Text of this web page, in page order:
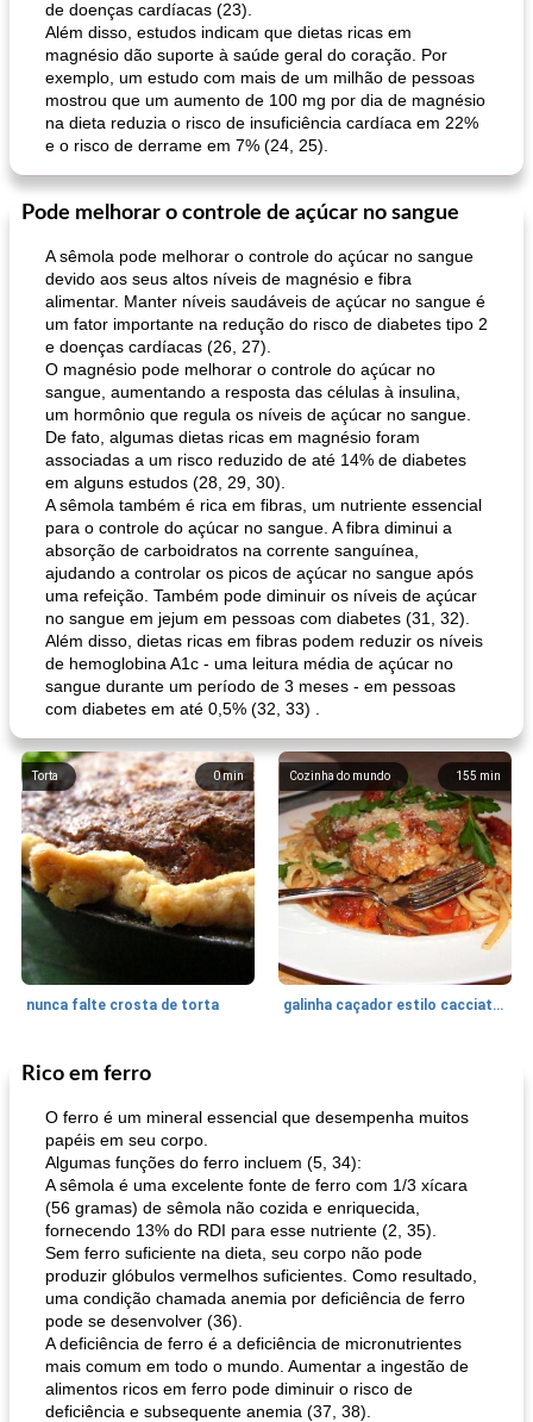
de doenças cardíacas (23).
Além disso, estudos indicam que dietas ricas em
magnésio dão suporte à saúde geral do coração. Por
exemplo, um estudo com mais de um milhão de pessoas
mostrou que um aumento de 100 mg por dia de magnésio
na dieta reduzia o risco de insuficiência cardíaca em 22%
e o risco de derrame em 7% (24, 25).
Pode melhorar o controle de açúcar no sangue
A sêmola pode melhorar o controle do açúcar no sangue
devido aos seus altos níveis de magnésio e fibra
alimentar. Manter níveis saudáveis ​​de açúcar no sangue é
um fator importante na redução do risco de diabetes tipo 2
e doenças cardíacas (26, 27).
O magnésio pode melhorar o controle do açúcar no
sangue, aumentando a resposta das células à insulina,
um hormônio que regula os níveis de açúcar no sangue.
De fato, algumas dietas ricas em magnésio foram
associadas a um risco reduzido de até 14% de diabetes
em alguns estudos (28, 29, 30).
A sêmola também é rica em fibras, um nutriente essencial
para o controle do açúcar no sangue. A fibra diminui a
absorção de carboidratos na corrente sanguínea,
ajudando a controlar os picos de açúcar no sangue após
uma refeição. Também pode diminuir os níveis de açúcar
no sangue em jejum em pessoas com diabetes (31, 32).
Além disso, dietas ricas em fibras podem reduzir os níveis
de hemoglobina A1c - uma leitura média de açúcar no
sangue durante um período de 3 meses - em pessoas
com diabetes em até 0,5% (32, 33) .
0min
Torta
nunca falte crosta de torta
155 min
Cozinha do mundo
galinha caçador estilo cacciatore
Feriados e Eventos
queijo festivo mergulho 'slaw' perfurador de romã temperada
Rico em ferro
O ferro é um mineral essencial que desempenha muitos
papéis em seu corpo.
Algumas funções do ferro incluem (5, 34):
A sêmola é uma excelente fonte de ferro com 1/3 xícara
(56 gramas) de sêmola não cozida e enriquecida,
fornecendo 13% do RDI para esse nutriente (2, 35).
Sem ferro suficiente na dieta, seu corpo não pode
produzir glóbulos vermelhos suficientes. Como resultado,
uma condição chamada anemia por deficiência de ferro
pode se desenvolver (36).
A deficiência de ferro é a deficiência de micronutrientes
mais comum em todo o mundo. Aumentar a ingestão de
alimentos ricos em ferro pode diminuir o risco de
deficiência e subsequente anemia (37, 38).